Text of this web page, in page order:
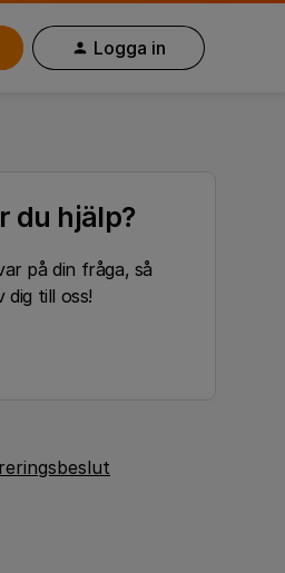
Logga in
du hjälp?
på din fråga, så
dig till oss!